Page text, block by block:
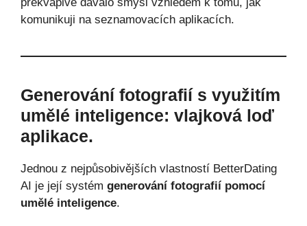
komunikuji na seznamovacích aplikacích.
Generování fotografií s využitím
umělé inteligence: vlajková loď
aplikace.
Jednou z nejpůsobivějších vlastností BetterDating
AI je její systém generování fotografií pomocí
umělé inteligence.